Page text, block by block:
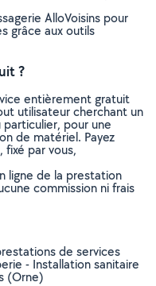
AlloVoisins pour
grâce aux outils
?
entièrement gratuit
utilisateur cherchant un
pour une
de matériel. Payez
par vous,
ligne de la prestation
commission ni frais
de services
- Installation sanitaire
(Orne)